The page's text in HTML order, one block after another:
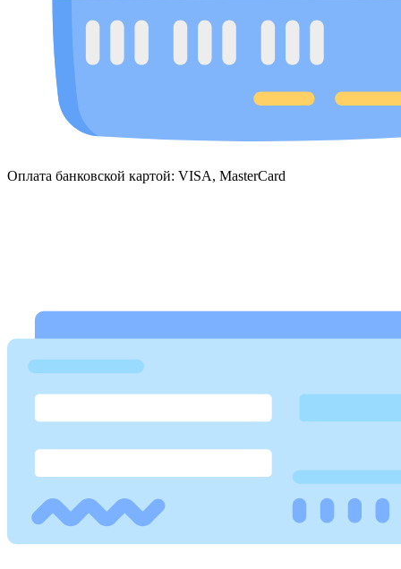
Оплата банковской картой: VISA, MasterCard